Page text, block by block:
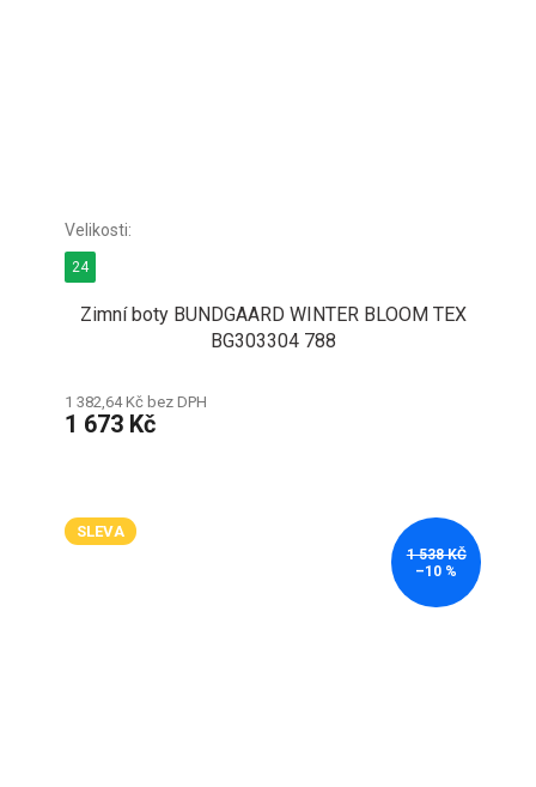
Zimní boty BUNDGAARD WINTER BLOOM TEX
BG303304 788
1 382,64 Kč bez DPH
1 673 Kč
24
SLEVA
1 538 KČ
–10 %